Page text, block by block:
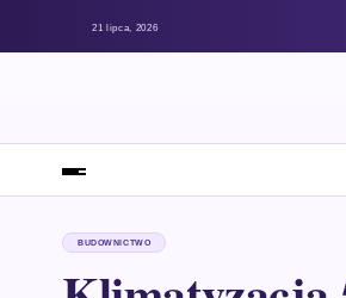
21 lipca, 2026
BUDOWNICTWO